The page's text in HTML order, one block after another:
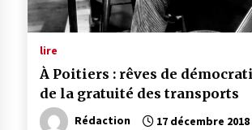
lire
À Poitiers : rêves de démocratie directe et
de la gratuité des transports
Rédaction 17 décembre 2018